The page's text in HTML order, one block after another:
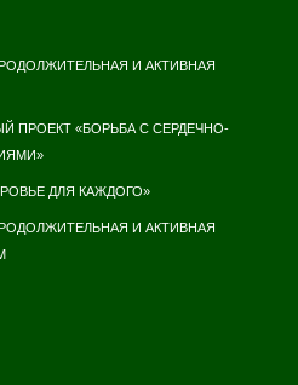
И АКТИВНАЯ
ПРОЕКТ «БОРЬБА С СЕРДЕЧНО-
ДЛЯ КАЖДОГО»
И АКТИВНАЯ